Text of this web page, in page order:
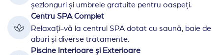
șezlonguri și umbrele gratuite pentru oaspeți.
Centru SPA Complet
Relaxați-vă la centrul SPA dotat cu saună, baie de
aburi și diverse tratamente.
Piscine Interioare și Exterioare